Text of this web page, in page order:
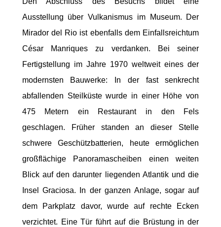
Ausstellung über Vulkanismus im Museum. Der
Mirador del Rio ist ebenfalls dem Einfallsreichtum
César Manriques zu verdanken. Bei seiner
Fertigstellung im Jahre 1970 weltweit eines der
modernsten Bauwerke: In der fast senkrecht
abfallenden Steilküste wurde in einer Höhe von
475 Metern ein Restaurant in den Fels
geschlagen. Früher standen an dieser Stelle
schwere Geschützbatterien, heute ermöglichen
großflächige Panoramascheiben einen weiten
Blick auf den darunter liegenden Atlantik und die
Insel Graciosa. In der ganzen Anlage, sogar auf
dem Parkplatz davor, wurde auf rechte Ecken
verzichtet. Eine Tür führt auf die Brüstung in der